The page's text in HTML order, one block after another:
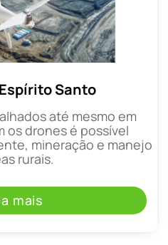
Santo
até mesmo em
os drones é possível
mineração e manejo
rurais.
mais